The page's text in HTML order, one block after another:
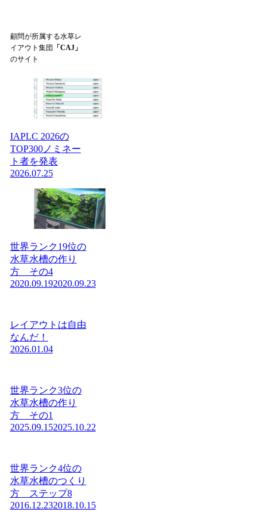
顧問が所属する水草レ
イアウト集団
「CAJ」
のサイト
IAPLC 2026の
TOP300ノミネー
ト者を発表
2026.07.25
世界ランク19位の
水草水槽の作り
方 その4
2020.09.192020.09.23
レイアウトは自由
なんだ！
2026.01.04
世界ランク3位の
水草水槽の作り
方 その1
2025.09.152025.10.22
世界ランク4位の
水草水槽のつくり
方 ステップ8
2016.12.232018.10.15